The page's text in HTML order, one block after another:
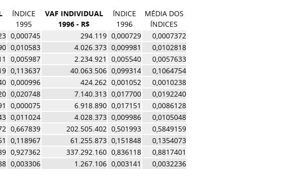
ÍNDICE
1995
VAF INDIVIDUAL
1996 - R$
ÍNDICE
1996
MÉDIA DOS
ÍNDICES
0,000745 294.119 0,000729
0,0007372
0,010583 4.026.373 0,009981
0,0102818
0,005987 2.234.921 0,005540
0,0057633
0,113637 40.063.506 0,099314
0,1064754
0,000996 424.262 0,001052
0,0010238
0,020748 7.140.313 0,017700
0,0192240
0,000075 6.918.890 0,017151
0,0086128
0,011024 4.028.373 0,009986
0,0105048
0,667839 202.505.402 0,501993
0,5849159
0,118967 61.255.873 0,151848
0,1354073
0,927362 337.292.160 0,836118
0,8817401
0,003306 1.267.106 0,003141 0,0032236